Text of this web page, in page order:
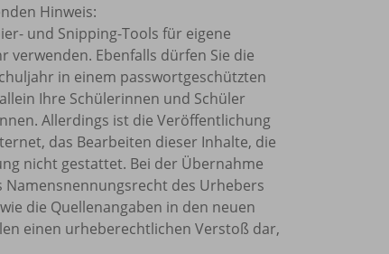
Hinweis:
und Snipping-Tools für eigene
Ebenfalls dürfen Sie die
in einem passwortgeschützten
Ihre Schülerinnen und Schüler
Allerdings ist die Veröffentlichung
das Bearbeiten dieser Inhalte, die
nicht gestattet. Bei der Übernahme
des Urhebers
die Quellenangaben in den neuen
einen urheberechtlichen Verstoß dar,